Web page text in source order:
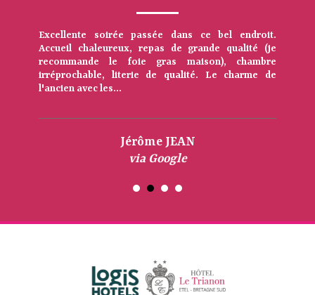
Excellente soirée passée dans ce bel endroit.
Accueil chaleureux, repas de grande qualité (je
recommande le foie gras maison), chambre
irréprochable, literie de qualité. Le charme de
l'ancien avec les...
Jérôme JEAN
via Google